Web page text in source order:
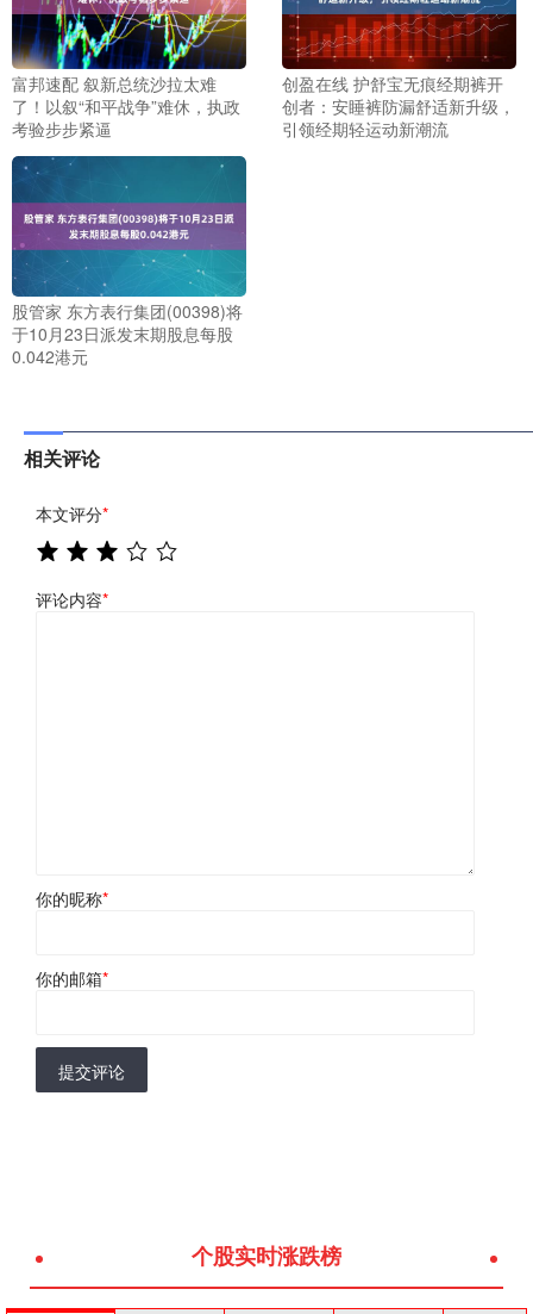
富邦速配 叙新总统沙拉太难
了！以叙“和平战争”难休，执政
考验步步紧逼
创盈在线 护舒宝无痕经期裤开
创者：安睡裤防漏舒适新升级，
引领经期轻运动新潮流
股管家 东方表行集团(00398)将
于10月23日派发末期股息每股
0.042港元
相关评论
本文评分*
评论内容*
你的昵称*
你的邮箱*
提交评论
个股实时涨跌榜